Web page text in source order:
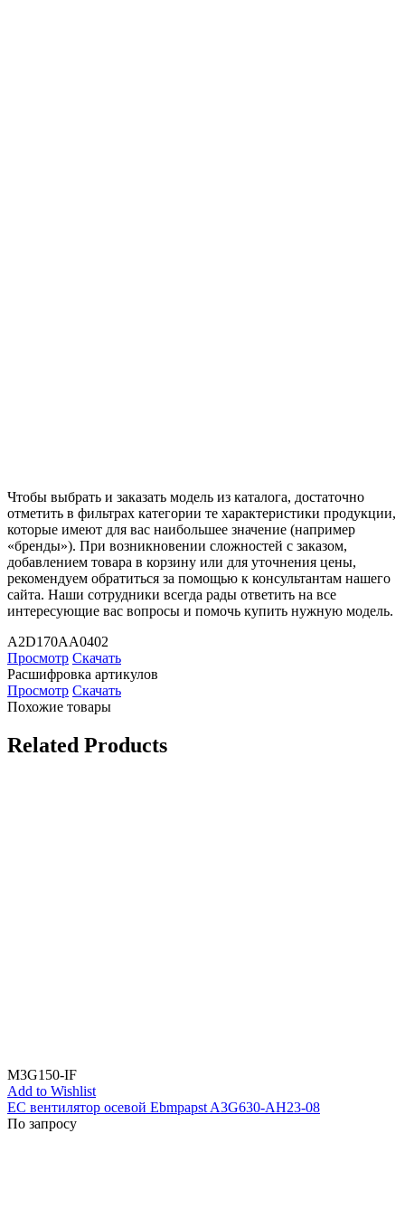
Чтобы выбрать и заказать модель из каталога, достаточно
отметить в фильтрах категории те характеристики продукции,
которые имеют для вас наибольшее значение (например
«бренды»). При возникновении сложностей с заказом,
добавлением товара в корзину или для уточнения цены,
рекомендуем обратиться за помощью к консультантам нашего
сайта. Наши сотрудники всегда рады ответить на все
интересующие вас вопросы и помочь купить нужную модель.
A2D170AA0402
Просмотр Скачать
Расшифровка артикулов
Просмотр Скачать
Похожие товары
Related Products
M3G150-IF
Add to Wishlist
EC вентилятор осевой Ebmpapst A3G630-AH23-08
По запросу